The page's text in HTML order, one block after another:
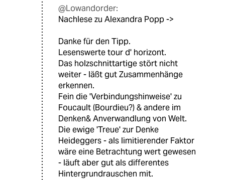
@Lowandorder:
Nachlese zu Alexandra Popp ->
Danke für den Tipp.
Lesenswerte tour d' horizont.
Das holzschnittartige stört nicht
weiter - läßt gut Zusammenhänge
erkennen.
Fein die 'Verbindungshinweise' zu
Foucault (Bourdieu?) & andere im
Denken& Anverwandlung von Welt.
Die ewige 'Treue' zur Denke
Heideggers - als limitierender Faktor
wäre eine Betrachtung wert gewesen
- läuft aber gut als differentes
Hintergrundrauschen mit.